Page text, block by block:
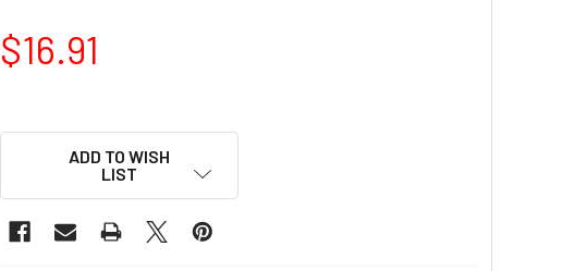
$16.91
ADD TO WISH
LIST